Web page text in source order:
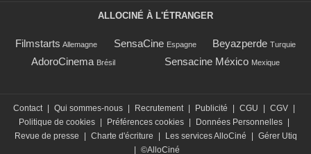
ALLOCINÉ À L'ÉTRANGER
Filmstarts Allemagne SensaCine Espagne Beyazperde Turquie
AdoroCinema Brésil Sensacine México Mexique
Contact | Qui sommes-nous | Recrutement | Publicité | CGU | CGV |
Politique de cookies | Préférences cookies | Données Personnelles |
Revue de presse
| Charte d'écriture | Les services AlloCiné | Gérer Utiq
| ©AlloCiné